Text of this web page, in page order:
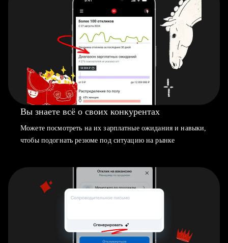
Вы знаете всё о своих конкурентах
Можете посмотреть на их зарплатные ожидания и навыки,
чтобы подогнать резюме под ситуацию на рынке